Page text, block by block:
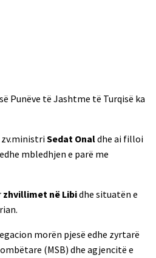
Punëve të Jashtme të Turqisë ka
zv.ministriSedat Onaldhe ai filloi
mbledhjen e parë me
zhvillimet në Libidhe situatën e
morën pjesë edhe zyrtarë
(MSB) dhe agjencitë e